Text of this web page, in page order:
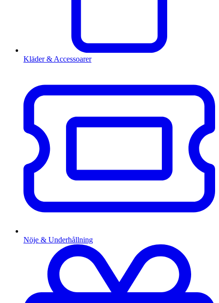
Kläder & Accessoarer
Nöje & Underhållning